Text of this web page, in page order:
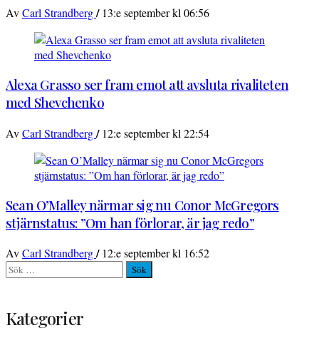
AvCarl Strandberg/ 13:e september kl 06:56
Alexa Grasso ser fram emot att avsluta rivaliteten
med Shevchenko
AvCarl Strandberg/ 12:e september kl 22:54
Sean O’Malley närmar sig nu Conor McGregors
stjärnstatus: ”Om han förlorar, är jag redo”
AvCarl Strandberg/ 12:e september kl 16:52
Sök
efter:
Kategorier